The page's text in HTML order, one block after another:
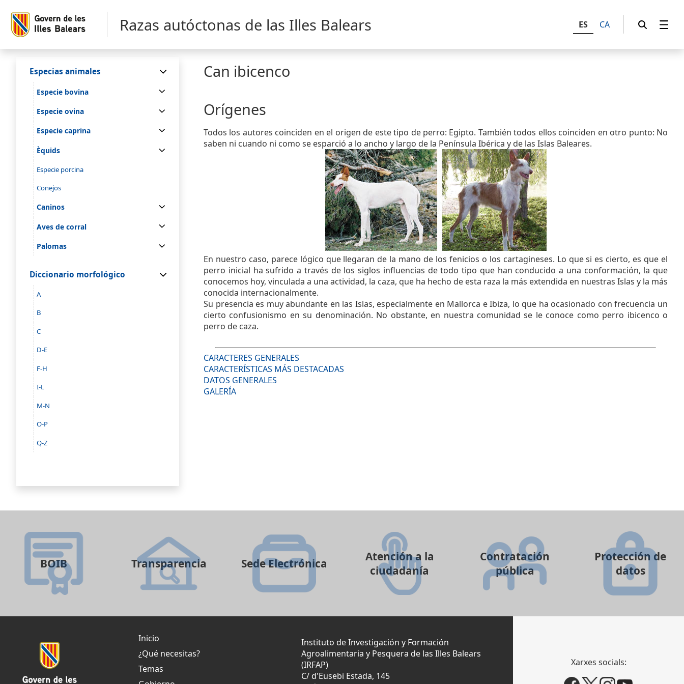
Razas autóctonas de las Illes Balears ES CA
Especias animales
Especie bovina
Especie ovina
Especie caprina
Èquids
Especie porcina
Conejos
Caninos
Aves de corral
Palomas
Diccionario morfológico
A
B
C
D-E
F-H
I-L
M-N
O-P
Q-Z
Can ibicenco
Orígenes
Todos los autores coinciden en el origen de este tipo de perro: Egipto. También todos ellos coinciden en otro punto: No
saben ni cuando ni como se esparció a lo ancho y largo de la Península Ibérica y de las Islas Baleares.
En nuestro caso, parece lógico que llegaran de la mano de los fenicios o los cartagineses. Lo que si es cierto, es que el
perro inicial ha sufrido a través de los siglos influencias de todo tipo que han conducido a una conformación, la que
conocemos hoy, vinculada a una actividad, la caza, que ha hecho de esta raza la más extendida en nuestras Islas y la más
conocida internacionalmente.
Su presencia es muy abundante en las Islas, especialmente en Mallorca e Ibiza, lo que ha ocasionado con frecuencia un
cierto confusionismo en su denominación. No obstante, en nuestra comunidad se le conoce como perro ibicenco o
perro de caza.
CARACTERES GENERALES
CARACTERÍSTICAS MÁS DESTACADAS
DATOS GENERALES
GALERÍA
BOIB Transparencia Sede Electrónica
Atención a la
ciudadanía
Contratación
pública
Protección de
datos
Inicio
¿Qué necesitas?
Temas
Instituto de Investigación y Formación
Agroalimentaria y Pesquera de las Illes Balears
(IRFAP)
C/ d'Eusebi Estada, 145
Xarxes socials: